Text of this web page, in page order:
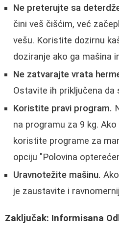
Ne preterujte sa
čini veš čišćim, već
vešu. Koristite dozirnu
doziranje ako ga mašina
Ne zatvarajte vrata
Ostavite ih priključena
Koristite pravi program.
na programu za 9 kg.
koristite programe za
opciju "Polovina
Uravnotežite mašinu.
je zaustavite i
Zaključak: Informisana